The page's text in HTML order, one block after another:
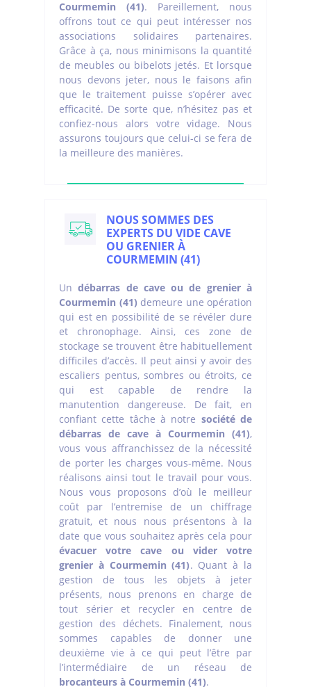
Courmemin (41). Pareillement, nous
offrons tout ce qui peut intéresser nos
associations solidaires partenaires.
Grâce à ça, nous minimisons la quantité
de meubles ou bibelots jetés. Et lorsque
nous devons jeter, nous le faisons afin
que le traitement puisse s’opérer avec
efficacité. De sorte que, n’hésitez pas et
confiez-nous alors votre vidage. Nous
assurons toujours que celui-ci se fera de
la meilleure des manières.
NOUS SOMMES DES
EXPERTS DU VIDE CAVE
OU GRENIER À
COURMEMIN (41)
Undébarras de cave ou de grenier à
Courmemin (41) demeure une opération
qui est en possibilité de se révéler dure
et chronophage. Ainsi, ces zone de
stockage se trouvent être habituellement
difficiles d’accès. Il peut ainsi y avoir des
escaliers pentus, sombres ou étroits, ce
qui est capable de rendre la
manutention dangereuse. De fait, en
confiant cette tâche à notre société de
débarras de cave à Courmemin (41),
vous vous affranchissez de la nécessité
de porter les charges vous-même. Nous
réalisons ainsi tout le travail pour vous.
Nous vous proposons d’où le meilleur
coût par l’entremise de un chiffrage
gratuit, et nous nous présentons à la
date que vous souhaitez après cela pour
évacuer votre cave ou vider votre
grenier à Courmemin (41). Quant à la
gestion de tous les objets à jeter
présents, nous prenons en charge de
tout sérier et recycler en centre de
gestion des déchets. Finalement, nous
sommes capables de donner une
deuxième vie à ce qui peut l’être par
l’intermédiaire de un réseau de
brocanteurs à Courmemin (41).